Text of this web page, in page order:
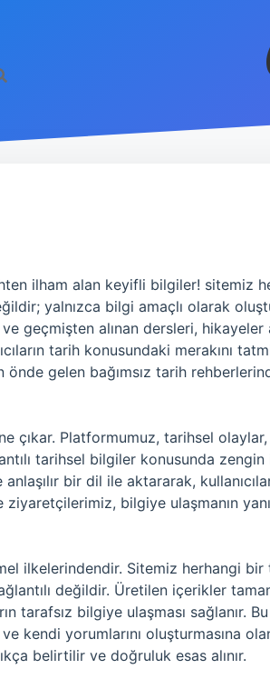
ilham alan keyifli bilgiler! sitemiz
yalnızca bilgi amaçlı olarak
geçmişten alınan dersleri, hikayeler
tarih konusundaki merakını
gelen bağımsız tarih
çıkar. Platformumuz, tarihsel
tarihsel bilgiler konusunda
bir dil ile aktararak,
bilgiye ulaşmanın
ilkelerindendir. Sitemiz herhangi bir
değildir. Üretilen içerikler
tarafsız bilgiye ulaşması sağlanır.
kendi yorumlarını oluşturmasına
belirtilir ve doğruluk esas alınır.